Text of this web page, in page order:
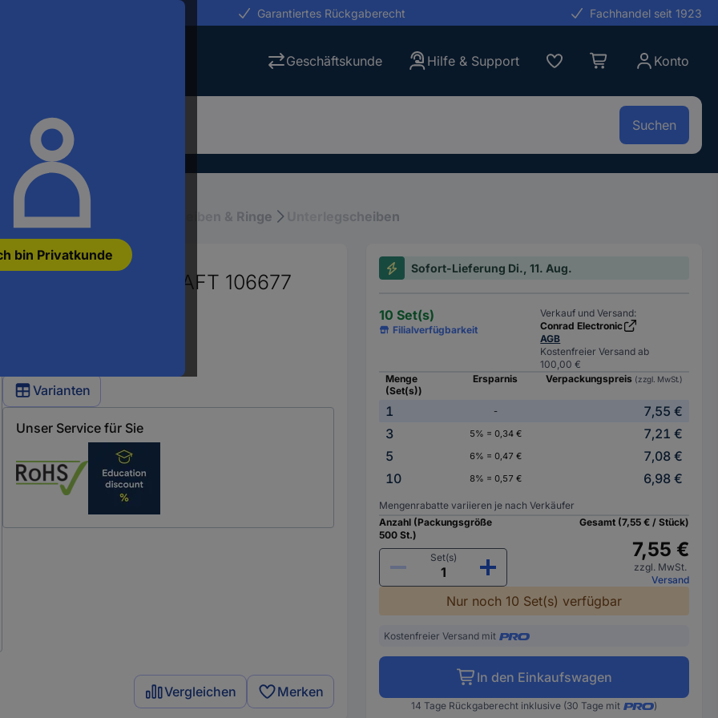
bin Privatkunde
Garantiertes Rückgaberecht Fachhandel seit 1923
Geschäftskunde Hilfe & Support Konto
Suchen
& Montagematerial Scheiben & Ringe Unterlegscheiben
500 St. TOOLCRAFT 106677
Varianten
Unser Service für Sie
Vergleichen Merken
Sofort-Lieferung Di., 11. Aug.
10 Set(s)
Filialverfügbarkeit
Verkauf und Versand:
Conrad Electronic
AGB
Kostenfreier Versand ab
100,00 €
Menge
(Set(s))
Ersparnis Verpackungspreis (zzgl. MwSt.)
1 -
7,55 €
3
5% = 0,34 €
7,21 €
5
6% = 0,47 €
7,08 €
10
8% = 0,57 € 6,98 €
Mengenrabatte variieren je nach Verkäufer
Anzahl (Packungsgröße
500 St.)
Set(s)
Gesamt (7,55 € / Stück)
7,55 €
zzgl. MwSt.
Versand
Nur noch 10 Set(s) verfügbar
Kostenfreier Versand mit
In den Einkaufswagen
14 Tage Rückgaberecht inklusive (30 Tage mit )